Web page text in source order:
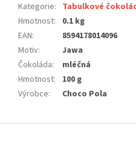
Kategorie: Tabulkové
Hmotnost:
0.1 kg
EAN:
8594178014096
Motiv:
Jawa
Čokoláda:
mléčná
Hmotnost:
100 g
Výrobce: Choco Pola